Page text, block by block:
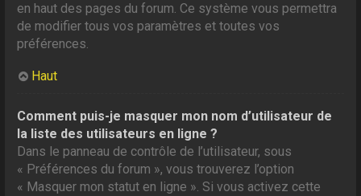
en haut des pages du forum. Ce système vous permettra
de modifier tous vos paramètres et toutes vos
préférences.
Haut
Comment puis-je masquer mon nom d’utilisateur de
la liste des utilisateurs en ligne ?
Dans le panneau de contrôle de l’utilisateur, sous
« Préférences du forum », vous trouverez l’option
« Masquer mon statut en ligne ». Si vous activez cette